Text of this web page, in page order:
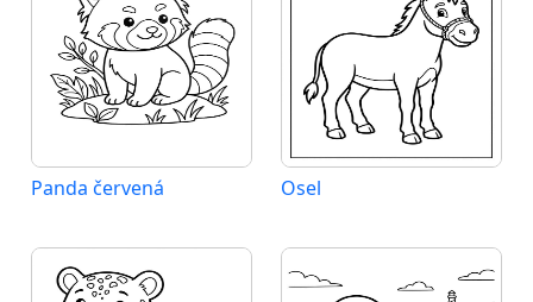
Panda červená Osel